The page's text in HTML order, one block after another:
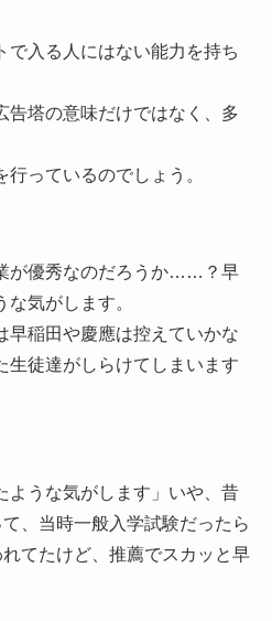
で入る人にはない能力を持ち
告塔の意味だけではなく、多
っているのでしょう。
が優秀なのだろうか……？早
気がします。
早稲田や慶應は控えていかな
生徒達がしらけてしまいます
ような気がします」いや、昔
、当時一般入学試験だったら
てたけど、推薦でスカッと早